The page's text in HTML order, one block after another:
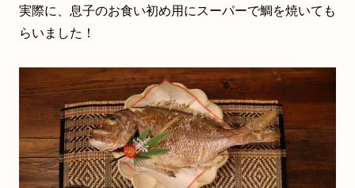
実際に、息子のお食い初め用にスーパーで鯛を焼いても
らいました！